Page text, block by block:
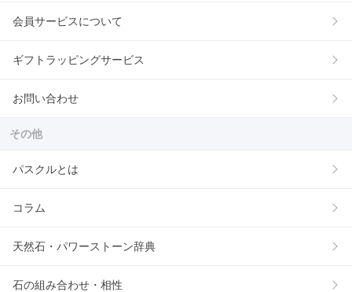
会員サービスについて
ギフトラッピングサービス
お問い合わせ
その他
パスクルとは
コラム
天然石・パワーストーン辞典
石の組み合わせ・相性